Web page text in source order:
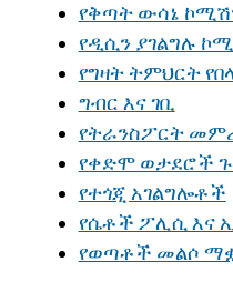
የቅጣት ውሳኔ
የዲሲን ያገልግሉ
የግዛት ትምህርት
ግብር እና ገቢ
የትራንስፖርት
የቀድሞ ወታደሮች
የተጎጂ አገልግሎቶች
የሴቶች ፖሊሲ እና
የወጣቶች መልሶ